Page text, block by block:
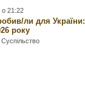
о 21:22
ли для України:
року
,Суспільство